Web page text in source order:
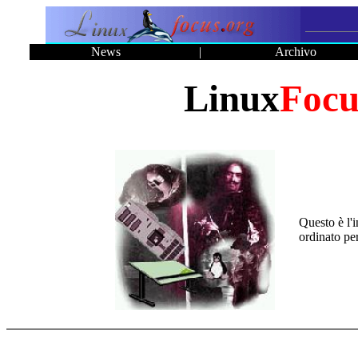
News | Archivo
Linux
Questo è
ordinato